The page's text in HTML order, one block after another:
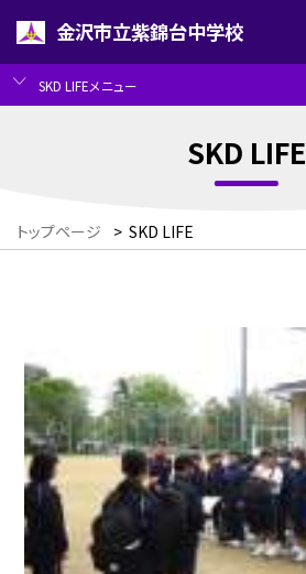
金沢市立紫錦台中学校
SKD LIFEメニュー
SKD LIFE
トップページ > SKD LIFE